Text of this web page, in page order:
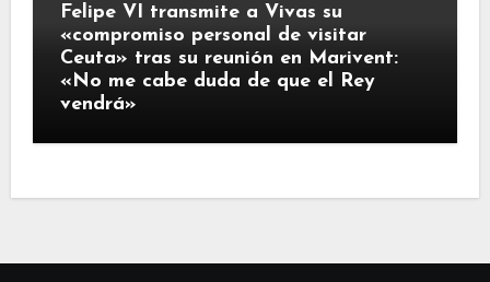
Felipe VI transmite a Vivas su
«compromiso personal de visitar
Ceuta» tras su reunión en Marivent:
«No me cabe duda de que el Rey
vendrá»